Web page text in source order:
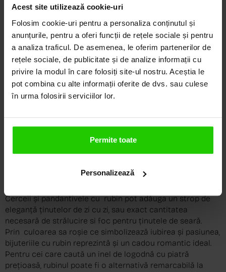
Acest site utilizează cookie-uri
Folosim cookie-uri pentru a personaliza conținutul și
anunțurile, pentru a oferi funcții de rețele sociale și pentru
a analiza traficul. De asemenea, le oferim partenerilor de
rețele sociale, de publicitate și de analize informații cu
privire la modul în care folosiți site-ul nostru. Aceștia le
pot combina cu alte informații oferite de dvs. sau culese
în urma folosirii serviciilor lor.
Permite toate
Personalizează
rubinul este una dintre cele mai dure pietre
Cromul: Cromul conferă rubinului culoarea sa
intensă. Cu cât rubinul conține mai mult crom, cu
atât roșul este mai intens, iar piatra este mai
valoroasă.
5. Rubinul în lumea de azi
Deși rubinul din Mogok rămâne etalonul suprem pentru
diversificată și bogată. Mozambic produce rubine în
cantitate și calitate impresionantă, iar Vietnam, Tanzania,
Madagascar și Kenya oferă pietre spectaculoase, tot mai
6. Rubinul în Bijuteriile Contemporane
Cerceii și pandantivele cu rubin pot adăuga un strop de
eleganță ținutelor de zi cu zi, sau exact cantitatea
necesară de strălucire si foc pentru ținutele de seară.
Prin culoarea sa roșie ce simbolizează iubirea și pasiunea,
bijuteriile cu rubin reprezintă și un cadou romantic ideal.
Pentru cei care caută un inel de logodnă cu piatră
prețioasă, rubinul poate fi o alternativă remarcabilă la